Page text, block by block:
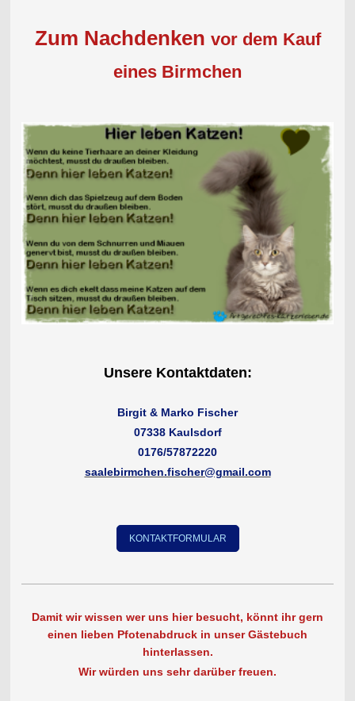
Zum Nachdenken vor dem Kauf
eines Birmchen
Unsere Kontaktdaten:
Birgit & Marko Fischer
07338 Kaulsdorf
0176/57872220
saalebirmchen.fischer@gmail.com
KONTAKTFORMULAR
Damit wir wissen wer uns hier besucht, könnt ihr gern
einen lieben Pfotenabdruck in unser Gästebuch
hinterlassen.
Wir würden uns sehr darüber freuen.